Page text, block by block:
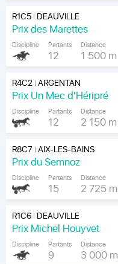
R1C5| DEAUVILLE
Prix des Marettes
Discipline Partants
12
Distance
1 500 m
R4C2|ARGENTAN
Prix Un Mec d'Héripré
Discipline Partants
12
Distance
2 150 m
R8C7 |AIX-LES-BAINS
Prix du Semnoz
Discipline Partants
15
Distance
2 725 m
R1C6| DEAUVILLE
Prix Michel Houyvet
Discipline Partants
9
Distance
3 000 m